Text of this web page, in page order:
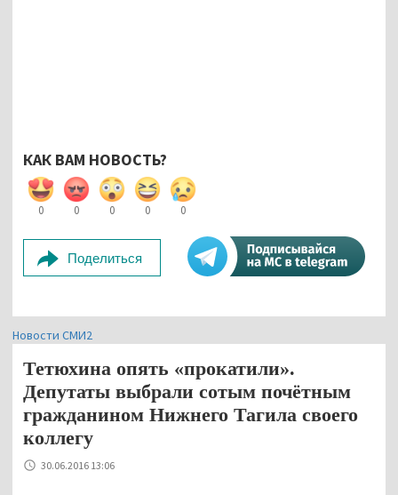
КАК ВАМ НОВОСТЬ?
0 0 0 0 0
Поделиться
Новости СМИ2
Тетюхина опять «прокатили».
Депутаты выбрали сотым почётным
гражданином Нижнего Тагила своего
коллегу
30.06.2016 13:06